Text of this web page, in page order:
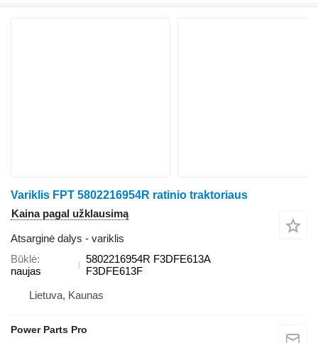
Variklis FPT 5802216954R ratinio traktoriaus
Kaina pagal užklausimą
Atsarginė dalys - variklis
Būklė
naujas
5802216954R F3DFE613A
F3DFE613F
Lietuva, Kaunas
Power Parts Pro